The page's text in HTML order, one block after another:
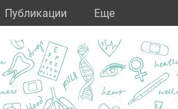
Публикации Eще